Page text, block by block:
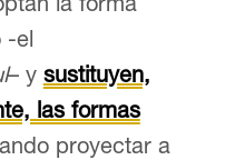
-el
– y sustituyen,
las formas
proyectar a